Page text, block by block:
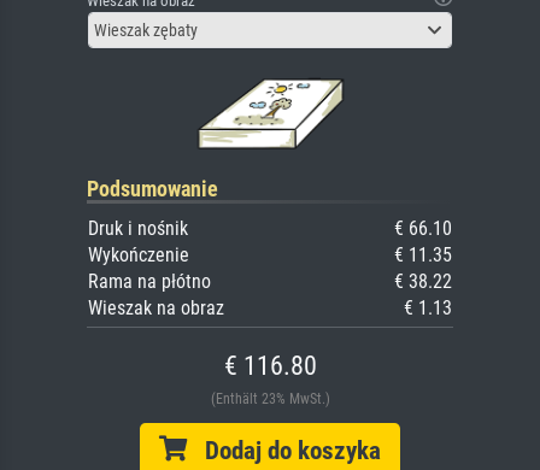
Wieszak zębaty
Podsumowanie
Druk i nośnik
€ 66.10
Wykończenie
€ 11.35
Rama na płótno
€ 38.22
Wieszak na obraz
€ 1.13
€ 116.80
(Enthält 23% MwSt.)
Dodaj do koszyka